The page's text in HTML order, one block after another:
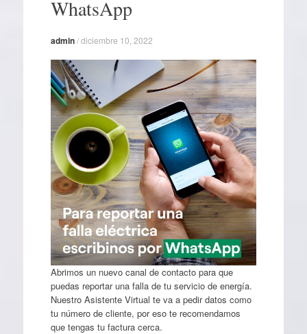
WhatsApp
admin/diciembre 10, 2022
Abrimos un nuevo canal de contacto para que
puedas reportar una falla de tu servicio de energía.
Nuestro Asistente Virtual te va a pedir datos como
tu número de cliente, por eso te recomendamos
que tengas tu factura cerca.